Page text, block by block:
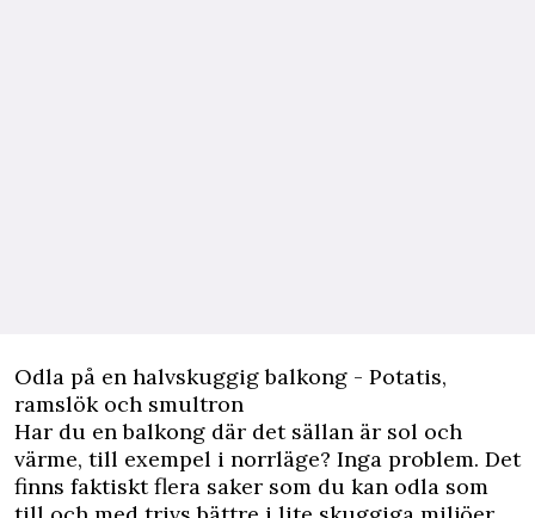
Odla på en halvskuggig balkong - Potatis,
ramslök och smultron
Har du en balkong där det sällan är sol och
värme, till exempel i norrläge? Inga problem. Det
finns faktiskt flera saker som du kan odla som